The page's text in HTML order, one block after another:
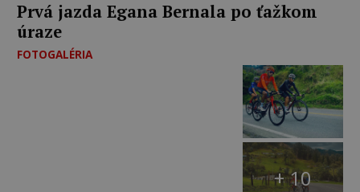
Prvá jazda Egana Bernala po ťažkom
úraze
FOTOGALÉRIA
+ 10